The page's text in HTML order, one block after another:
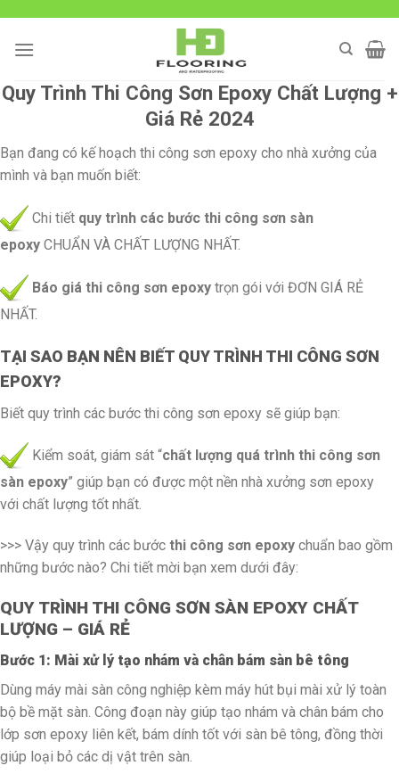
content
Quy Trình Thi Công Sơn Epoxy Chất Lượng +
Giá Rẻ 2024
Bạn đang có kế hoạch thi công sơn epoxy cho nhà xưởng của
mình và bạn muốn biết:
Chi tiết quy trình các bước thi công sơn sàn
epoxy CHUẨN VÀ CHẤT LƯỢNG NHẤT.
Báo giá thi công sơn epoxy trọn gói với ĐƠN GIÁ RẺ
NHẤT.
TẠI SAO BẠN NÊN BIẾT QUY TRÌNH THI CÔNG SƠN
EPOXY?
Biết quy trình các bước thi công sơn epoxy sẽ giúp bạn:
Kiểm soát, giám sát “chất lượng quá trình thi công sơn
sàn epoxy” giúp bạn có được một nền nhà xưởng sơn epoxy
với chất lượng tốt nhất.
>>> Vậy quy trình các bước thi công sơn epoxy chuẩn bao gồm
những bước nào? Chi tiết mời bạn xem dưới đây:
QUY TRÌNH THI CÔNG SƠN SÀN EPOXY CHẤT
LƯỢNG – GIÁ RẺ
Bước 1: Mài xử lý tạo nhám và chân bám sàn bê tông
Dùng máy mài sàn công nghiệp kèm máy hút bụi mài xử lý toàn
bộ bề mặt sàn. Công đoạn này giúp tạo nhám và chân bám cho
lớp sơn epoxy liên kết, bám dính tốt với sàn bê tông, đồng thời
giúp loại bỏ các dị vật trên sàn.